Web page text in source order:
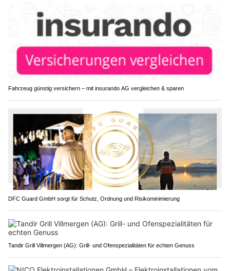
Fahrzeug günstig versichern – mit insurando AG vergleichen & sparen
DFC Guard GmbH sorgt für Schutz, Ordnung und Risikominimierung
Tandir Grill Villmergen (AG): Grill- und Ofenspezialitäten für echten Genuss